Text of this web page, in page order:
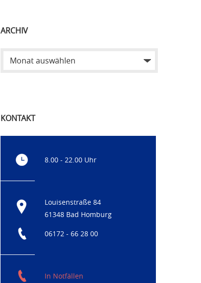
ARCHIV
KONTAKT
8.00 - 22.00 Uhr
Louisenstraße 84
61348 Bad Homburg
06172 - 66 28 00
In Notfällen